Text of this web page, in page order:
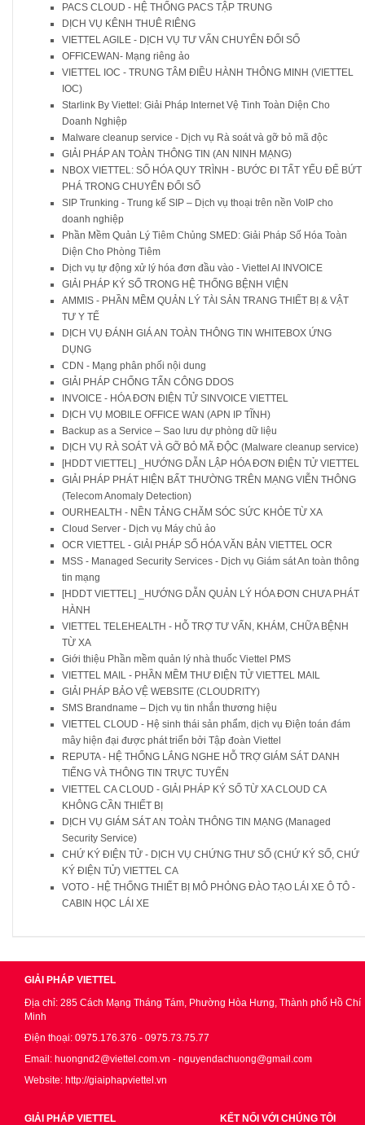
PACS CLOUD - HỆ THỐNG PACS TẬP TRUNG
DỊCH VỤ KÊNH THUÊ RIÊNG
VIETTEL AGILE - DỊCH VỤ TƯ VẤN CHUYỂN ĐỔI SỐ
OFFICEWAN- Mạng riêng ảo
VIETTEL IOC - TRUNG TÂM ĐIỀU HÀNH THÔNG MINH (VIETTEL
IOC)
Starlink By Viettel: Giải Pháp Internet Vệ Tinh Toàn Diện Cho
Doanh Nghiệp
Malware cleanup service - Dịch vụ Rà soát và gỡ bỏ mã độc
GIẢI PHÁP AN TOÀN THÔNG TIN (AN NINH MẠNG)
NBOX VIETTEL: SỐ HÓA QUY TRÌNH - BƯỚC ĐI TẤT YẾU ĐỂ BỨT
PHÁ TRONG CHUYỂN ĐỔI SỐ
SIP Trunking - Trung kế SIP – Dịch vụ thoại trên nền VoIP cho
doanh nghiệp
Phần Mềm Quản Lý Tiêm Chủng SMED: Giải Pháp Số Hóa Toàn
Diện Cho Phòng Tiêm
Dịch vụ tự động xử lý hóa đơn đầu vào - Viettel AI INVOICE
GIẢI PHÁP KÝ SỐ TRONG HỆ THỐNG BỆNH VIỆN
AMMIS - PHẦN MỀM QUẢN LÝ TÀI SẢN TRANG THIẾT BỊ & VẬT
TƯ Y TẾ
DỊCH VỤ ĐÁNH GIÁ AN TOÀN THÔNG TIN WHITEBOX ỨNG
DỤNG
CDN - Mạng phân phối nội dung
GIẢI PHÁP CHỐNG TẤN CÔNG DDOS
INVOICE - HÓA ĐƠN ĐIỆN TỬ SINVOICE VIETTEL
DỊCH VỤ MOBILE OFFICE WAN (APN IP TĨNH)
Backup as a Service – Sao lưu dự phòng dữ liệu
DỊCH VỤ RÀ SOÁT VÀ GỠ BỎ MÃ ĐỘC (Malware cleanup service)
[HDDT VIETTEL] _HƯỚNG DẪN LẬP HÓA ĐƠN ĐIỆN TỬ VIETTEL
GIẢI PHÁP PHÁT HIỆN BẤT THƯỜNG TRÊN MẠNG VIỄN THÔNG
(Telecom Anomaly Detection)
OURHEALTH - NỀN TẢNG CHĂM SÓC SỨC KHỎE TỪ XA
Cloud Server - Dịch vụ Máy chủ ảo
OCR VIETTEL - GIẢI PHÁP SỐ HÓA VĂN BẢN VIETTEL OCR
MSS - Managed Security Services - Dịch vụ Giám sát An toàn thông
tin mạng
[HDDT VIETTEL] _HƯỚNG DẪN QUẢN LÝ HÓA ĐƠN CHƯA PHÁT
HÀNH
VIETTEL TELEHEALTH - HỖ TRỢ TƯ VẤN, KHÁM, CHỮA BỆNH
TỪ XA
Giới thiệu Phần mềm quản lý nhà thuốc Viettel PMS
VIETTEL MAIL - PHẦN MỀM THƯ ĐIỆN TỬ VIETTEL MAIL
GIẢI PHÁP BẢO VỆ WEBSITE (CLOUDRITY)
SMS Brandname – Dịch vụ tin nhắn thương hiệu
VIETTEL CLOUD - Hệ sinh thái sản phẩm, dịch vụ Điện toán đám
mây hiện đại được phát triển bởi Tập đoàn Viettel
REPUTA - HỆ THỐNG LẮNG NGHE HỖ TRỢ GIÁM SÁT DANH
TIẾNG VÀ THÔNG TIN TRỰC TUYẾN
VIETTEL CA CLOUD - GIẢI PHÁP KÝ SỐ TỪ XA CLOUD CA
KHÔNG CẦN THIẾT BỊ
DỊCH VỤ GIÁM SÁT AN TOÀN THÔNG TIN MẠNG (Managed
Security Service)
CHỨ KÝ ĐIỆN TỬ - DỊCH VỤ CHỨNG THƯ SỐ (CHỨ KÝ SỐ, CHỨ
KÝ ĐIỆN TỬ) VIETTEL CA
VOTO - HỆ THỐNG THIẾT BỊ MÔ PHỎNG ĐÀO TẠO LÁI XE Ô TÔ -
CABIN HỌC LÁI XE
GIẢI PHÁP VIETTEL
Địa chỉ: 285 Cách Mạng Tháng Tám, Phường Hòa Hưng, Thành phố Hồ Chí
Minh
Điện thoại: 0975.176.376 - 0975.73.75.77
Email: huongnd2@viettel.com.vn - nguyendachuong@gmail.com
Website: http://giaiphapviettel.vn
GIẢI PHÁP VIETTEL
KẾT NỐI VỚI CHÚNG TÔI